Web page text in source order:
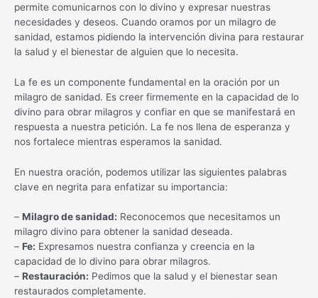
permite comunicarnos con lo divino y expresar nuestras
necesidades y deseos. Cuando oramos por un milagro de
sanidad, estamos pidiendo la intervención divina para restaurar
la salud y el bienestar de alguien que lo necesita.
La fe es un componente fundamental en la oración por un
milagro de sanidad. Es creer firmemente en la capacidad de lo
divino para obrar milagros y confiar en que se manifestará en
respuesta a nuestra petición. La fe nos llena de esperanza y
nos fortalece mientras esperamos la sanidad.
En nuestra oración, podemos utilizar las siguientes palabras
clave en negrita para enfatizar su importancia:
– Milagro de sanidad: Reconocemos que necesitamos un
milagro divino para obtener la sanidad deseada.
– Fe: Expresamos nuestra confianza y creencia en la
capacidad de lo divino para obrar milagros.
– Restauración: Pedimos que la salud y el bienestar sean
restaurados completamente.